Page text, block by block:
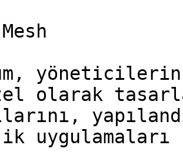
yöneticilerin
olarak
uygulamaları